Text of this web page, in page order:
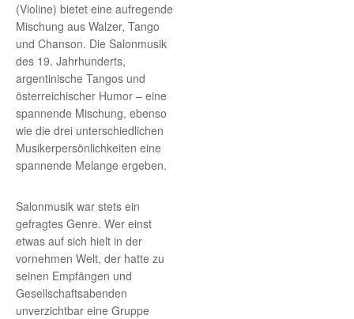
(Violine) bietet eine aufregende
Mischung aus Walzer, Tango
und Chanson. Die Salonmusik
des 19. Jahrhunderts,
argentinische Tangos und
österreichischer Humor – eine
spannende Mischung, ebenso
wie die drei unterschiedlichen
Musikerpersönlichkeiten eine
spannende Melange ergeben.
Salonmusik war stets ein
gefragtes Genre. Wer einst
etwas auf sich hielt in der
vornehmen Welt, der hatte zu
seinen Empfängen und
Gesellschaftsabenden
unverzichtbar eine Gruppe